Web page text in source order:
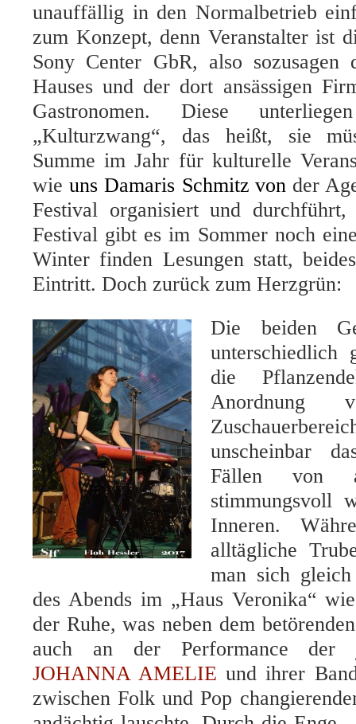
unauffällig in den Normalbetrieb
zum Konzept, denn Veranstalter ist
Sony Center GbR, also sozusagen
Hauses und der dort ansässigen
Gastronomen. Diese
„Kulturzwang“, das heißt, sie
Summe im Jahr für kulturelle
wie unsDamaris Schmitz vonder
Festival organisiert und
Festival gibt es im Sommer noch
Winter finden Lesungen statt,
Eintritt. Doch zurück zum Herzgrün:
Die beiden
unterschiedlich
die
Anordnung
unscheinbar
Fällen von
stimmungsvoll
Inneren.
alltägliche
man sich
des Abends im „Haus Veronika“
der Ruhe, was neben dem
auch an der Performance der
JOHANNA AMELIE und ihrer
zwischen Folk und Pop